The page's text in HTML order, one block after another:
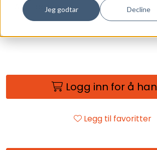
Jeg godtar Decline
Ant. i pakke: 1
Logg inn for å
Legg til favoritter